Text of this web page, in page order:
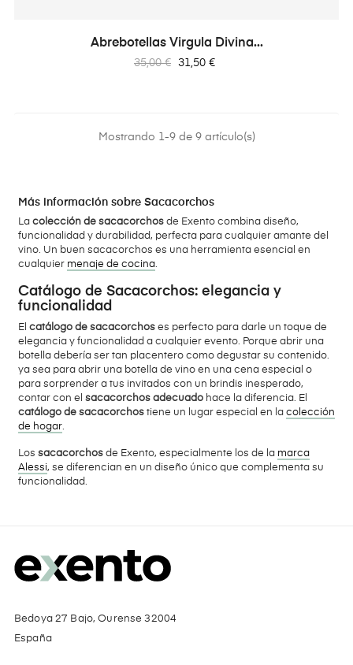
Abrebotellas Virgula Divina...
Precio
35,00 € Precio
31,50 €
Mostrando 1-9 de 9 artículo(s)
Más información sobre Sacacorchos
La colección de sacacorchos de Exento combina diseño,
funcionalidad y durabilidad, perfecta para cualquier amante del
vino. Un buen sacacorchos es una herramienta esencial en
cualquier menaje de cocina.
Catálogo de Sacacorchos: elegancia y
funcionalidad
El catálogo de sacacorchos es perfecto para darle un toque de
elegancia y funcionalidad a cualquier evento. Porque abrir una
botella debería ser tan placentero como degustar su contenido.
ya sea para abrir una botella de vino en una cena especial o
para sorprender a tus invitados con un brindis inesperado,
contar con el sacacorchos adecuado hace la diferencia. El
catálogo de sacacorchos tiene un lugar especial en la colección
de hogar.
Los sacacorchos de Exento, especialmente los de la marca
Alessi, se diferencian en un diseño único que complementa su
funcionalidad.
Bedoya 27 Bajo, Ourense 32004
España